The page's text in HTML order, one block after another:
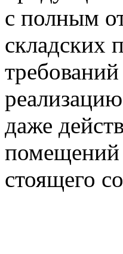
с полным
складских
даже
помещений
стоящего